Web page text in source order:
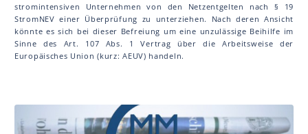
stromintensiven Unternehmen von den Netzentgelten nach § 19
StromNEV einer Überprüfung zu unterziehen. Nach deren Ansicht
könnte es sich bei dieser Befreiung um eine unzulässige Beihilfe im
Sinne des Art. 107 Abs. 1 Vertrag über die Arbeitsweise der
Europäisches Union (kurz: AEUV) handeln.